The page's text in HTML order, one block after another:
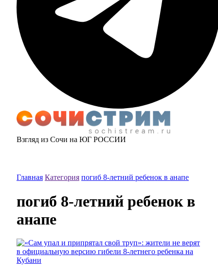
Взгляд из Сочи на ЮГ РОССИИ
Главная Категория погиб 8-летний ребенок в анапе
погиб 8-летний ребенок в
анапе